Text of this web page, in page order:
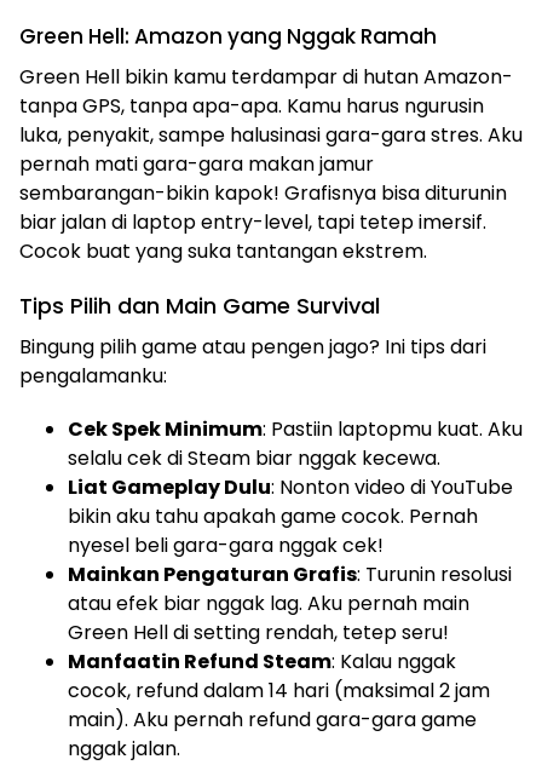
Green Hell: Amazon yang Nggak Ramah
Green Hell bikin kamu terdampar di hutan Amazon-
tanpa GPS, tanpa apa-apa. Kamu harus ngurusin
luka, penyakit, sampe halusinasi gara-gara stres. Aku
pernah mati gara-gara makan jamur
sembarangan-bikin kapok! Grafisnya bisa diturunin
biar jalan di laptop entry-level, tapi tetep imersif.
Cocok buat yang suka tantangan ekstrem.
Tips Pilih dan Main Game Survival
Bingung pilih game atau pengen jago? Ini tips dari
pengalamanku:
Cek Spek Minimum: Pastiin laptopmu kuat. Aku
selalu cek di Steam biar nggak kecewa.
Liat Gameplay Dulu: Nonton video di YouTube
bikin aku tahu apakah game cocok. Pernah
nyesel beli gara-gara nggak cek!
Mainkan Pengaturan Grafis: Turunin resolusi
atau efek biar nggak lag. Aku pernah main
Green Hell di setting rendah, tetep seru!
Manfaatin Refund Steam: Kalau nggak
cocok, refund dalam 14 hari (maksimal 2 jam
main). Aku pernah refund gara-gara game
nggak jalan.